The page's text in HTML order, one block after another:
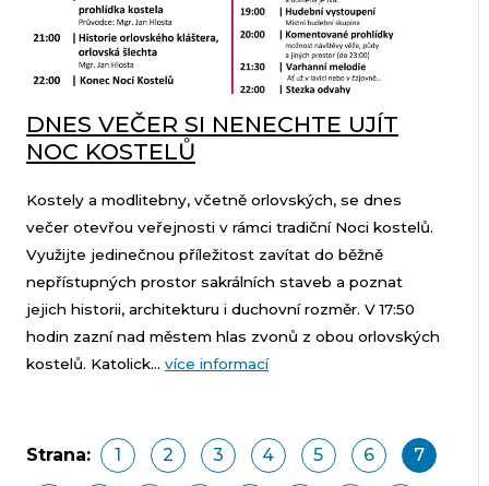
DNES VEČER SI NENECHTE UJÍT
NOC KOSTELŮ
Kostely a modlitebny, včetně orlovských, se dnes
večer otevřou veřejnosti v rámci tradiční Noci kostelů.
Využijte jedinečnou příležitost zavítat do běžně
nepřístupných prostor sakrálních staveb a poznat
jejich historii, architekturu i duchovní rozměr. V 17:50
hodin zazní nad městem hlas zvonů z obou orlovských
kostelů. Katolick... více informací
Strana: 1 2 3 4 5 6 7